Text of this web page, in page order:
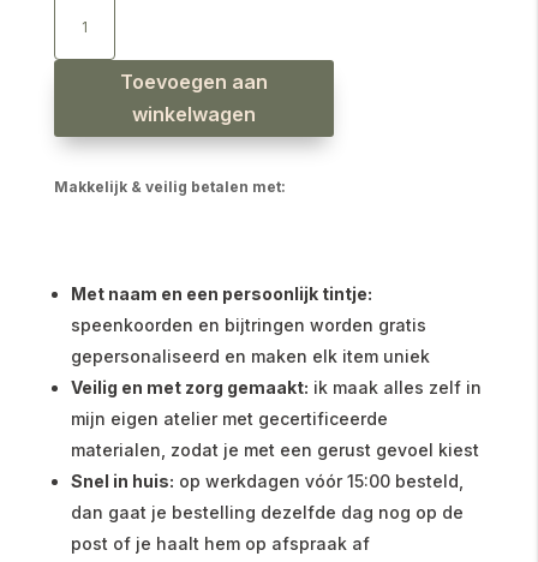
boerderijdieren
aantal
Toevoegen aan
winkelwagen
Makkelijk & veilig betalen met:
Met naam en een persoonlijk tintje:
speenkoorden en bijtringen worden gratis
gepersonaliseerd en maken elk item uniek
Veilig en met zorg gemaakt: ik maak alles zelf in
mijn eigen atelier met gecertificeerde
materialen, zodat je met een gerust gevoel kiest
Snel in huis: op werkdagen vóór 15:00 besteld,
dan gaat je bestelling dezelfde dag nog op de
post of je haalt hem op afspraak af